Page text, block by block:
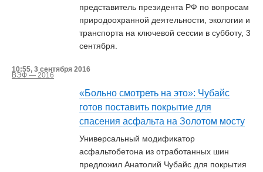
представитель президента РФ по вопросам
природоохранной деятельности, экологии и
транспорта на ключевой сессии в субботу, 3
сентября.
10:55, 3 сентября 2016
ВЭФ — 2016
«Больно смотреть на это»: Чубайс
готов поставить покрытие для
спасения асфальта на Золотом мосту
Универсальный модификатор
асфальтобетона из отработанных шин
предложил Анатолий Чубайс для покрытия